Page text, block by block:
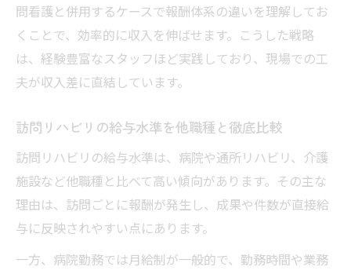
問看護と併用するケースで報酬体系の違いを理解してお
くことで、効率的に収入を伸ばせます。こうした戦略
は、経験豊富なスタッフほど実践しており、現場での工
夫が収入差に直結しています。
訪問リハビリの給与水準を他職種と徹底比較
訪問リハビリの給与水準は、病院や通所リハビリ、介護
施設など他職種と比べて高い傾向があります。その主な
理由は、訪問ごとに報酬が発生し、成果や件数が直接給
与に反映されやすい点にあります。
一方、病院勤務では月給制が一般的で、勤務時間や業務